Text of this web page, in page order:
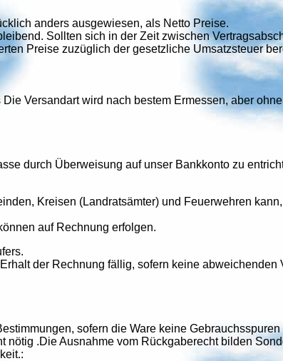
anders ausgewiesen, als Netto Preise.
Sollten sich in der Zeit zwischen
Preise zuzüglich der gesetzliche Umsatzsteuer
Versandart wird nach bestem Ermessen, aber
durch Überweisung auf unser Bankkonto zu
Kreisen (Landratsämter) und Feuerwehren
auf Rechnung erfolgen.
der Rechnung fällig, sofern keine abweichenden
sofern die Ware keine
.Die Ausnahme vom Rückgaberecht bilden